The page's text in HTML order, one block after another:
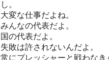
し。
大変な仕事だよね。
みんなの代表だよ。
国の代表だよ。
失敗は許されないんだよ。
常にプレッシャーと戦わな